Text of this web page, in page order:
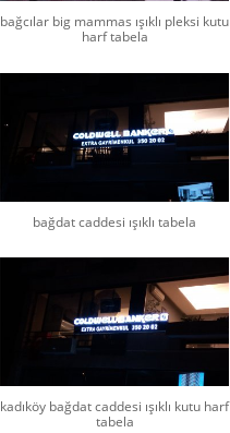
bağcılar big mammas ışıklı pleksi kutu
harf tabela
bağdat caddesi ışıklı tabela
kadıköy bağdat caddesi ışıklı kutu harf
tabela